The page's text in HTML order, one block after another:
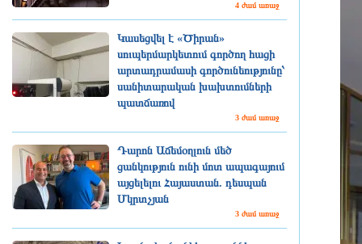
4 ժամ առաջ
Կասեցվել է «Ծիրան»
սուպերմարկետում գործող հացի
արտադրամասի գործունեությունը՝
սանիտարական խախտումների
պատճառով
3 ժամ առաջ
Դարոն Աճեմօղլուն մեծ
ցանկություն ունի մոտ ապագայում
այցելելու Հայաստան. դեսպան
Մկրտչյան
3 ժամ առաջ